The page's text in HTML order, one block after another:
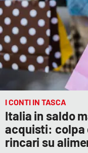
I CONTI IN TASCA
Italia in saldo
acquisti: colpa
rincari su